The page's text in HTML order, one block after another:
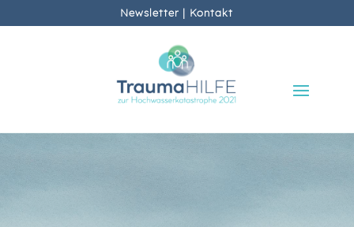
Newsletter | Kontakt